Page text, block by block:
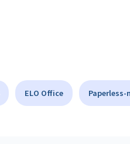
ELO Office Paperless-